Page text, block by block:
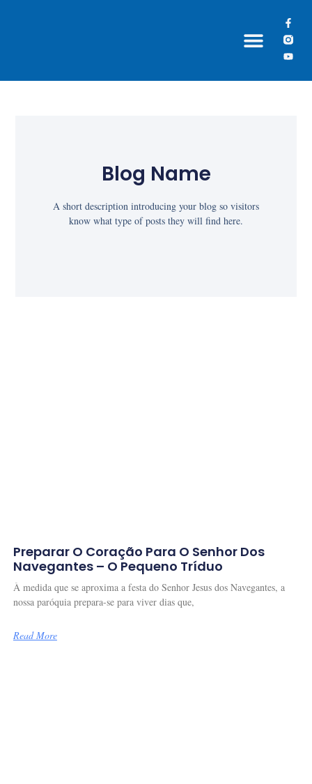
Blog Name
A short description introducing your blog so visitors
know what type of posts they will find here.
Preparar O Coração Para O Senhor Dos
Navegantes – O Pequeno Tríduo
À medida que se aproxima a festa do Senhor Jesus dos Navegantes, a
nossa paróquia prepara-se para viver dias que,
Read More